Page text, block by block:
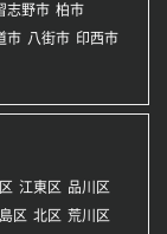
志野市 柏市
市 八街市 印西市
江東区 品川区
区 北区 荒川区